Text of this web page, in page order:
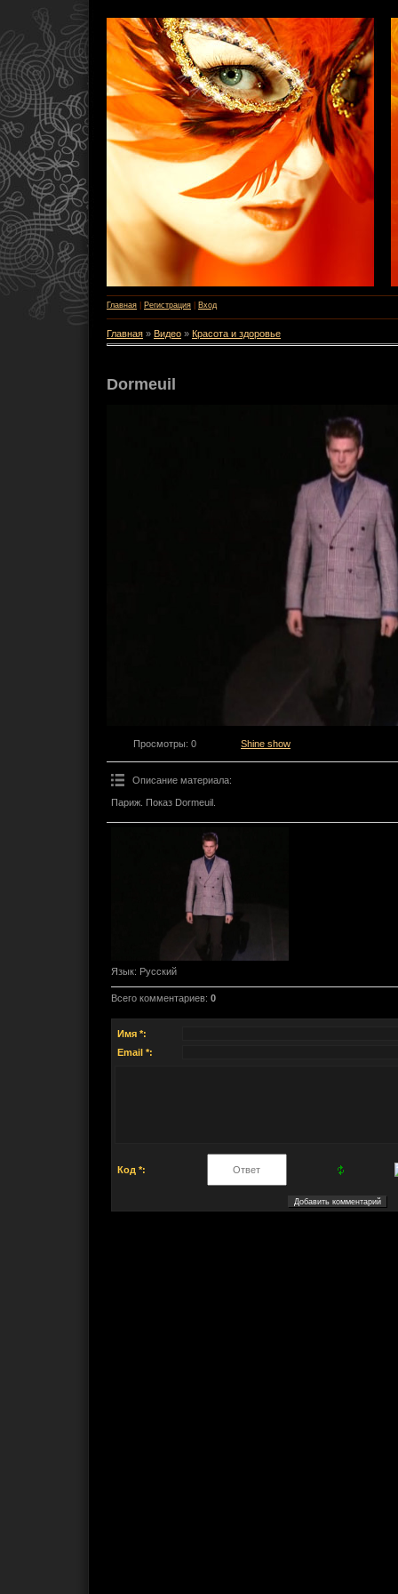
Главная Регистрация Вход
Главная » Видео » Красота и здоровье
Dormeuil
Просмотры: 0 Shine show
Описание материала:
Париж. Показ Dormeuil.
Язык: Русский
Всего комментариев: 0
Имя *:
Email *:
Код *: